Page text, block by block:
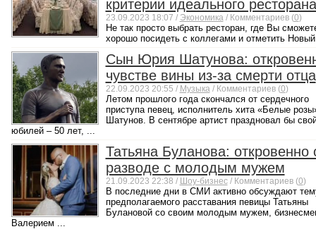
критерии идеального ресторана
23.09.2023 18:07 / Экономика/ Комментариев (0)
Не так просто выбрать ресторан, где Вы
хорошо посидеть с коллегами и отметить
Сын Юрия Шатунова:
чувстве вины из-за смерти отца
22.09.2023 20:55 / Музыка/ Комментариев (0)
Летом прошлого года скончался от сердечного
приступа певец, исполнитель хита «Белые
Шатунов. В сентябре артист праздновал бы
юбилей – 50 лет, ...
Татьяна Буланова: откровенно
разводе с молодым мужем
21.09.2023 22:38 / Шоу-бизнес/ Комментариев (0)
В последние дни в СМИ активно обсуждают
предполагаемого расставания певицы Татьяны
Булановой со своим молодым мужем,
Валерием ...